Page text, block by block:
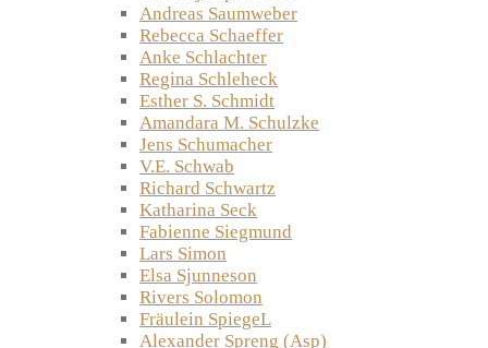
Andreas Saumweber
Rebecca Schaeffer
Anke Schlachter
Regina Schleheck
Esther S. Schmidt
Amandara M. Schulzke
Jens Schumacher
V.E. Schwab
Richard Schwartz
Katharina Seck
Fabienne Siegmund
Lars Simon
Elsa Sjunneson
Rivers Solomon
Fräulein SpiegeL
Alexander Spreng (Asp)